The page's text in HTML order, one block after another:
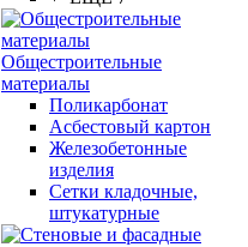
Общестроительные
материалы
Поликарбонат
Асбестовый картон
Железобетонные
изделия
Сетки кладочные,
штукатурные